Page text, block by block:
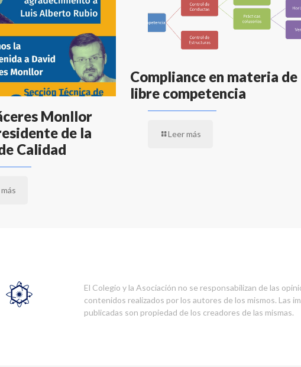
Monllor
de la
Calidad
Compliance en materia de
libre competencia
Leer más
El Colegio y la Asociación no se responsabilizan de las
contenidos realizados por los autores de los mismos. Las
publicadas son propiedad de los creadores de las mismas.